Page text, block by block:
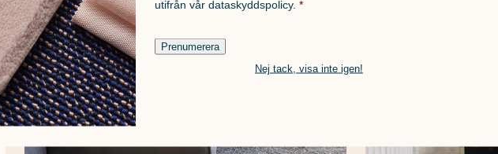
utifrån vår dataskyddspolicy. *
Prenumerera
Nej tack, visa inte igen!